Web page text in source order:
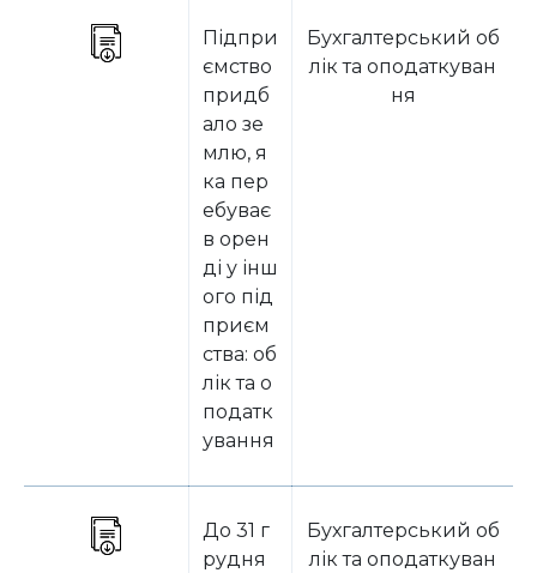
Підпри
ємство
придб
ало зе
млю, я
ка пер
ебуває
в орен
ді у інш
ого під
приєм
ства: об
лік та о
податк
ування
Бухгалтерський об
лік та оподаткуван
ня
До 31 г
рудня
Бухгалтерський об
лік та оподаткуван